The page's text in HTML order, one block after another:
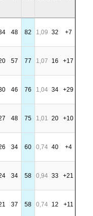
48 82 1,09 32 +7
57 77 1,07 16 +17
46 76 1,04 34 +29
48 75 1,01 20 +10
34 60 0,74 40 +4
34 58 0,94 33 +21
37 58 0,74 12 +11